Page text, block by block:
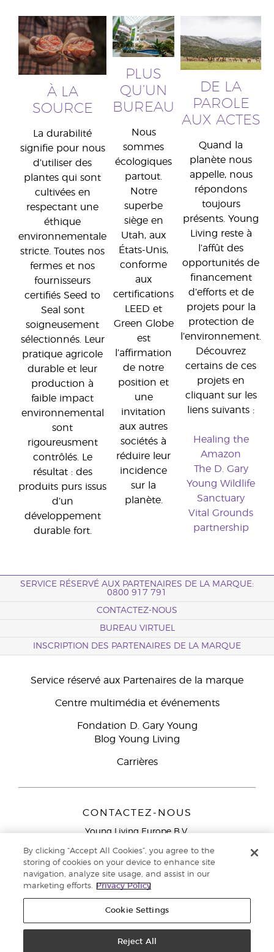
À LA
SOURCE
La durabilité
signifie pour nous
d’utiliser des
plantes qui sont
cultivées en
respectant une
éthique
environnementale
stricte. Toutes nos
fermes et nos
fournisseurs
certifiés Seed to
Seal sont
soigneusement
sélectionnés. Leur
pratique agricole
durable et leur
production à
faible impact
environnemental
sont
rigoureusment
contrôlés. Le
résultat : des
produits purs issus
d’un
développement
durable fort.
PLUS
QU’UN
BUREAU
Nous
sommes
écologiques
partout.
Notre
superbe
siège en
Utah, aux
États-Unis,
conforme
aux
certifications
LEED et
Green Globe
est
l’affirmation
de notre
position et
une
invitation
aux autres
sociétés à
réduire leur
incidence
sur la
planète.
DE LA
PAROLE
AUX ACTES
Quand la
planète nous
appelle, nous
répondons
toujours
présents. Young
Living reste à
l’affût des
opportunités de
financement
d’efforts et de
projets pour la
protection de
l’environnement.
Découvrez
certains de ces
projets en
cliquant sur les
liens suivants :
Healing the
Amazon
The D. Gary
Young Wildlife
Sanctuary
Vital Grounds
partnership
SERVICE RÉSERVÉ AUX PARTENAIRES DE LA MARQUE:
0800 917 791
CONTACTEZ-NOUS
BUREAU VIRTUEL
INSCRIPTION DES PARTENAIRES DE LA MARQUE
Service réservé aux Partenaires de la marque
Centre multimédia et événements
Fondation D. Gary Young
Blog Young Living
Carrières
CONTACTEZ-NOUS
Young Living Europe B.V.
9727 AJ Groningen
Service réservé aux Partenaires de la marque
791
Politique de confidentialité
By clicking “Accept All Cookies”, you agree to the
storing of cookies on your device to enhance site
navigation, analyze site usage, and assist in our
marketing efforts.
Privacy Policy
Cookie Settings
Reject All